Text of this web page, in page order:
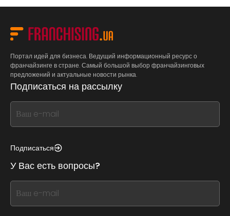
Портал идей для бизнеса. Ведущий информационный ресурс о
франчайзинге в стране. Самый большой выбор франчайзинговых
предложений и актуальные новости рынка.
Подписаться на рассылку
If
you
this,
this
form
field
blank
Подписаться
У Вас есть вопросы?
If
you